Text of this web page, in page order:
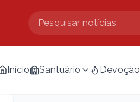
Início Santuário Devoção